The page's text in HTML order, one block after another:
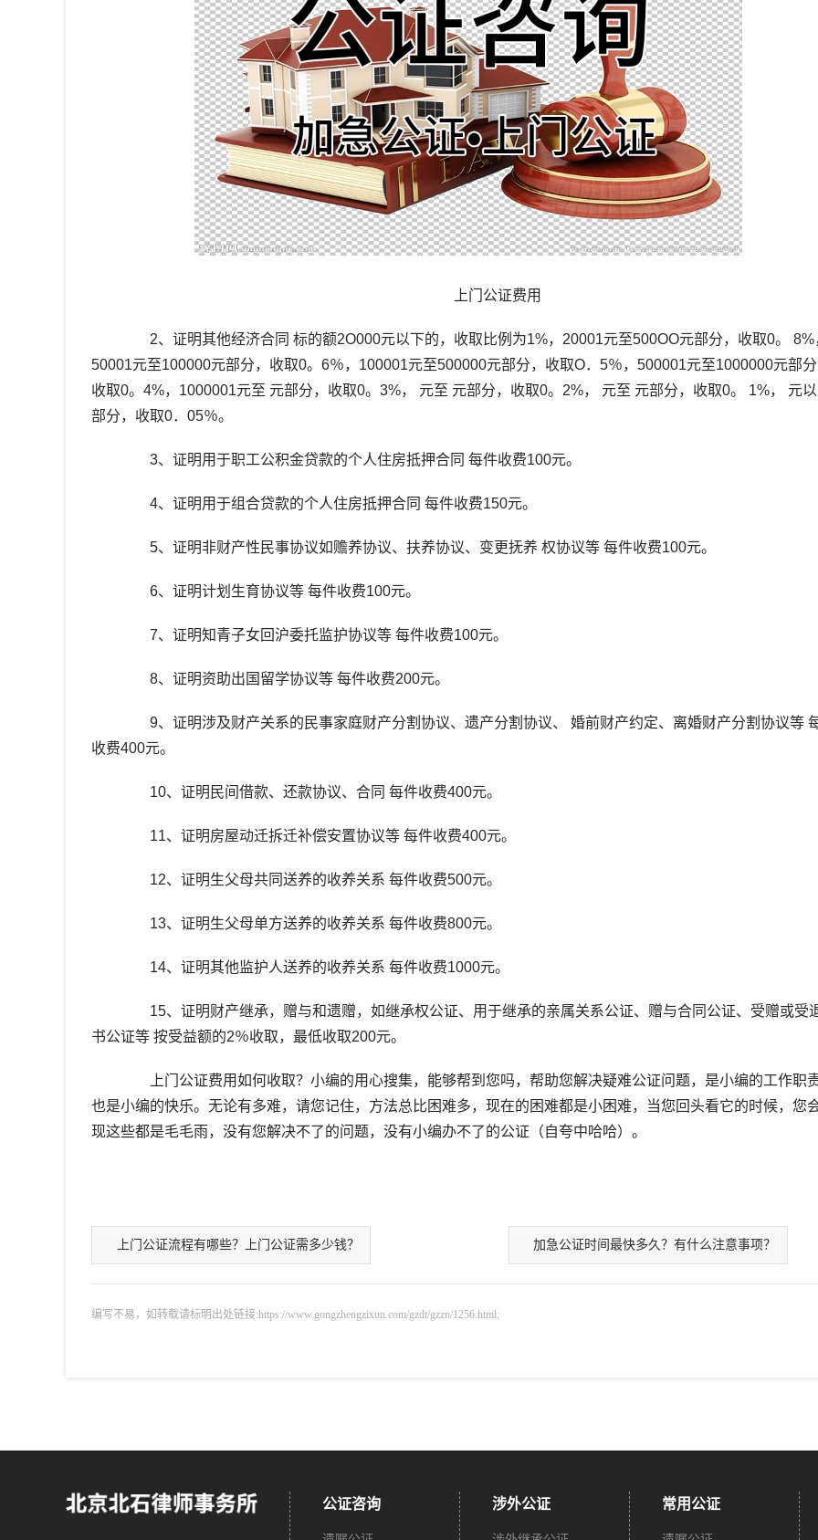
上门公证费用
2、证明其他经济合同 标的额2O000元以下的，收取比例为1%，20001元至500OO元部分，收取0。 8%
50001元至100000元部分，收取0。6％，100001元至500000元部分，收取O．5％，500001元至1000000元部分
收取0。4%，1000001元至 元部分，收取0。3%， 元至 元部分，收取0。2%， 元至 元部分，收取0。 1%， 元以
部分，收取0．05％。
3、证明用于职工公积金贷款的个人住房抵押合同 每件收费100元。
4、证明用于组合贷款的个人住房抵押合同 每件收费150元。
5、证明非财产性民事协议如赡养协议、扶养协议、变更抚养 权协议等 每件收费100元。
6、证明计划生育协议等 每件收费100元。
7、证明知青子女回沪委托监护协议等 每件收费100元。
8、证明资助出国留学协议等 每件收费200元。
9、证明涉及财产关系的民事家庭财产分割协议、遗产分割协议、 婚前财产约定、离婚财产分割协议等
收费400元。
10、证明民间借款、还款协议、合同 每件收费400元。
11、证明房屋动迁拆迁补偿安置协议等 每件收费400元。
12、证明生父母共同送养的收养关系 每件收费500元。
13、证明生父母单方送养的收养关系 每件收费800元。
14、证明其他监护人送养的收养关系 每件收费1000元。
15、证明财产继承，赠与和遗赠，如继承权公证、用于继承的亲属关系公证、赠与合同公证、受赠或受
书公证等 按受益额的2％收取，最低收取200元。
上门公证费用如何收取？小编的用心搜集，能够帮到您吗，帮助您解决疑难公证问题，是小编的工作职责
也是小编的快乐。无论有多难，请您记住，方法总比困难多，现在的困难都是小困难，当您回头看它的时候，您
现这些都是毛毛雨，没有您解决不了的问题，没有小编办不了的公证（自夸中哈哈）。
上门公证流程有哪些？上门公证需多少钱？ 加急公证时间最快多久？有什么注意事项？
编写不易，如转载请标明出处链接:https://www.gongzhengzixun.com/gzdt/gzzn/1256.html;
公证咨询 涉外公证 常用公证